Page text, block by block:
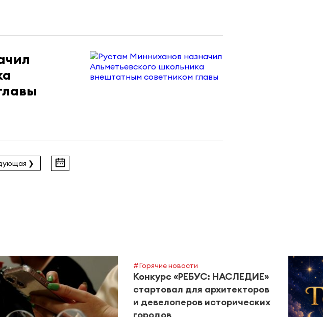
❯
#Горячие новости
Конкурс «РЕБУС: НАСЛЕДИЕ»
стартовал для архитекторов
и девелоперов исторических